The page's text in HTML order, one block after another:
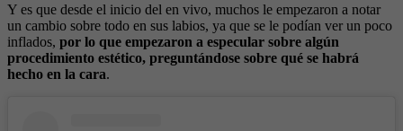
Y es que desde el inicio del en vivo, muchos le empezaron a notar
un cambio sobre todo en sus labios, ya que se le podían ver un poco
inflados, por lo que empezaron a especular sobre algún
procedimiento estético, preguntándose sobre qué se habrá
hecho en la cara.